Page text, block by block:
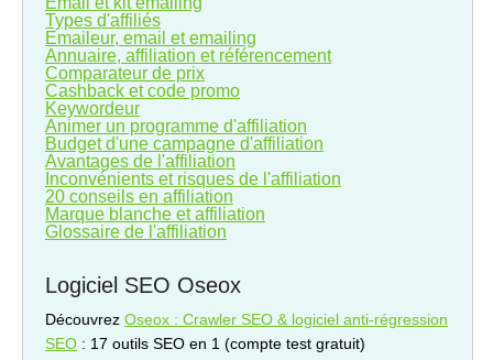
Types d'affiliés
Emaileur, email et emailing
Annuaire, affiliation et référencement
Comparateur de prix
Cashback et code promo
Keywordeur
Animer un programme d'affiliation
Budget d'une campagne d'affiliation
Avantages de l'affiliation
Inconvénients et risques de l'affiliation
20 conseils en affiliation
Marque blanche et affiliation
Glossaire de l'affiliation
Logiciel SEO Oseox
Découvrez Oseox : Crawler SEO & logiciel anti-régression
SEO : 17 outils SEO en 1 (compte test gratuit)